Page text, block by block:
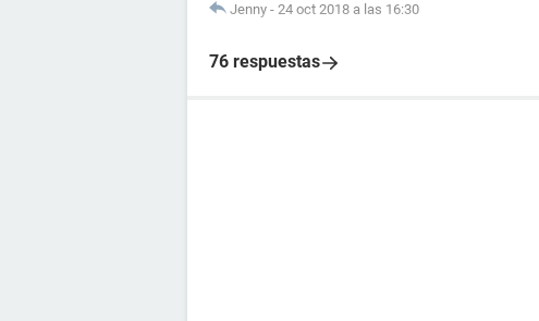
Jenny - 24 oct 2018 a las 16:30
76 respuestas